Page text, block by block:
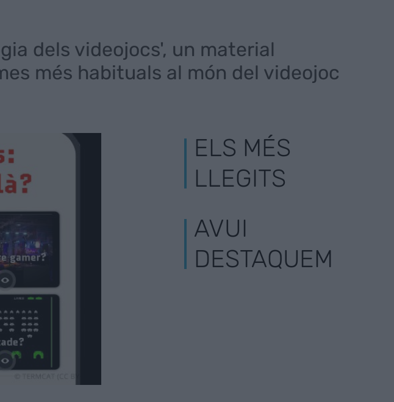
dels videojocs', un material
més habituals al món del videojoc
ELS MÉS
LLEGITS
AVUI
DESTAQUEM